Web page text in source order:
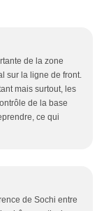
de la zone
sur la ligne de front.
mais surtout, les
de la base
ce qui
de Sochi entre